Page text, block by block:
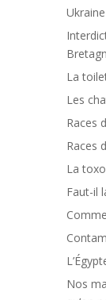
Ukraine
La
Les
Races
Races
La
Faut-il
Nos